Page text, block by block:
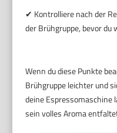
✔ Kontrolliere nach der
der Brühgruppe, bevor du
Wenn du diese Punkte
Brühgruppe leichter und
deine Espressomaschine
sein volles Aroma